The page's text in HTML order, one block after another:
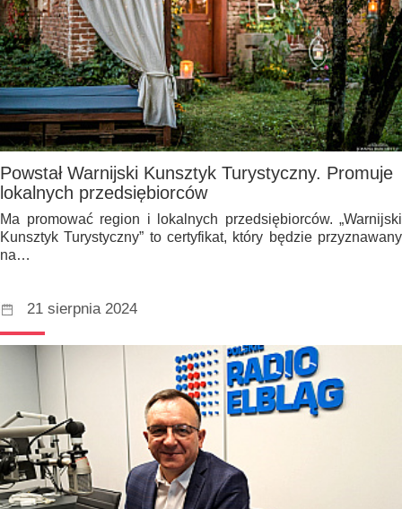
Powstał Warnijski Kunsztyk Turystyczny. Promuje
lokalnych przedsiębiorców
Ma promować region i lokalnych przedsiębiorców. „Warnijski
Kunsztyk Turystyczny” to certyfikat, który będzie przyznawany
na…
21 sierpnia 2024